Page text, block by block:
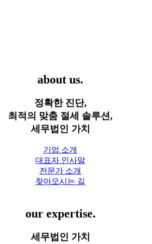
about us.
정확한 진단,
최적의 맞춤 절세 솔루션,
세무법인 가치
기업 소개
대표자 인사말
전문가 소개
찾아오시는 길
our expertise.
세무법인 가치